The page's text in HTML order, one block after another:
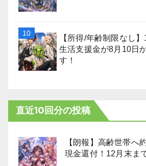
【所得/年齢制限なし
生活支援金が8月10日
す！
直近10回分の投稿
【朗報】高齢世帯へ
現金還付！12月末ま